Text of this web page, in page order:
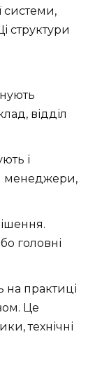
системи,
структури
відділ
і
менеджери,
головні
на практиці
Це
технічні